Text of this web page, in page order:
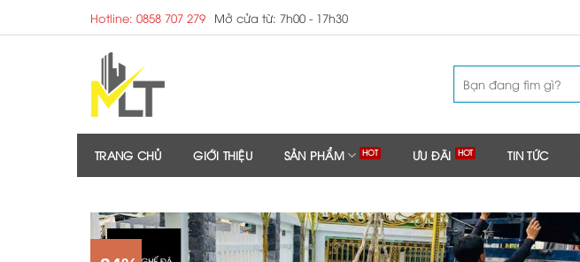
to
Hotline: 0858 707 279 Mở cửa từ: 7h00 - 17h30
kiếm:
TRANG CHỦ GIỚI THIỆU SẢN PHẨM ƯU ĐÃI TIN TỨC